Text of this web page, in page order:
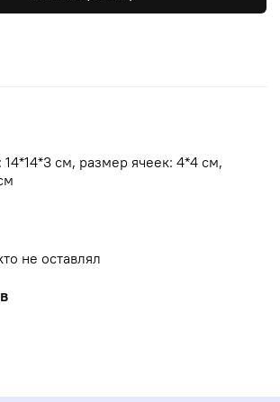
см, размер ячеек: 4*4 см,
не оставлял